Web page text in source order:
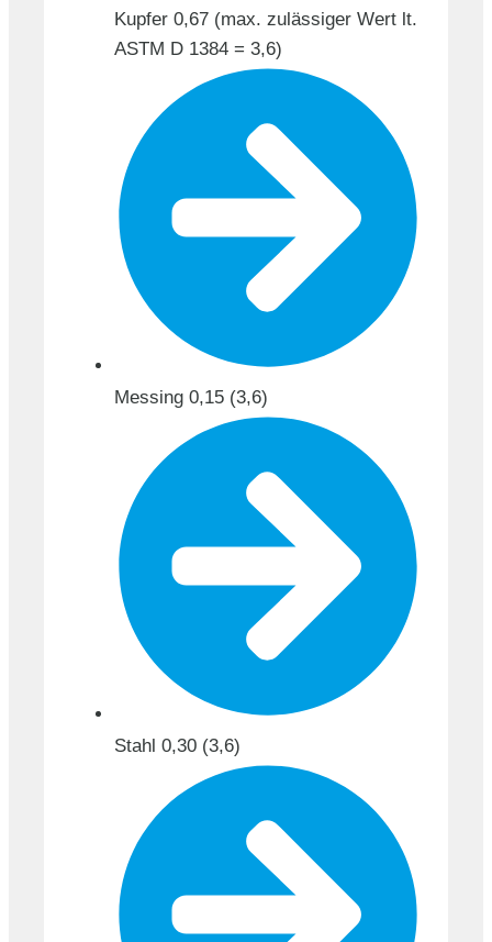
Kupfer 0,67 (max. zulässiger Wert lt.
ASTM D 1384 = 3,6)
Messing 0,15 (3,6)
Stahl 0,30 (3,6)